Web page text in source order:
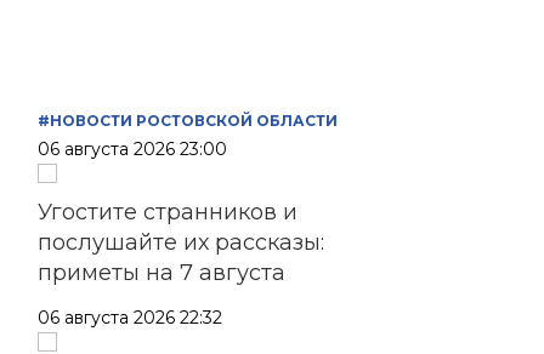
#НОВОСТИ РОСТОВСКОЙ ОБЛАСТИ
06 августа 2026 23:00
Угостите странников и
послушайте их рассказы:
приметы на 7 августа
06 августа 2026 22:32